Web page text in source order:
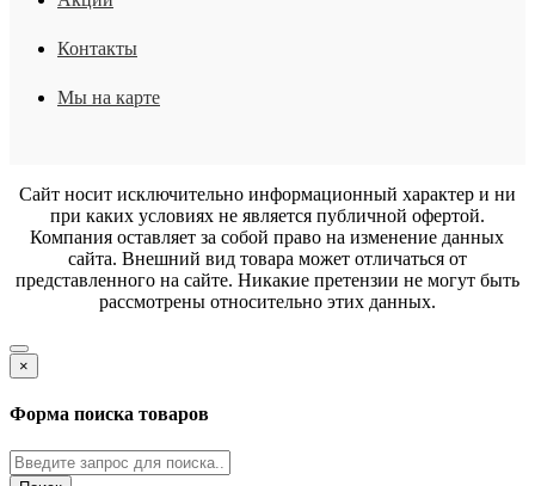
Контакты
Мы на карте
Сайт носит исключительно информационный характер и ни
при каких условиях не является публичной офертой.
Компания оставляет за собой право на изменение данных
сайта. Внешний вид товара может отличаться от
представленного на сайте. Никакие претензии не могут быть
рассмотрены относительно этих данных.
×
Форма поиска товаров